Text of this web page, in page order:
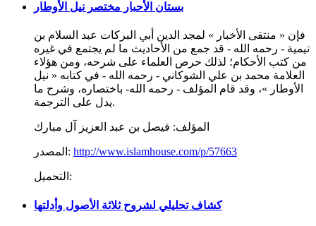
بستان الأحبار مختصر نيل الأوطار
فإن « منتقى الأخبار » لمجد الدين أبي البركات عبد السلام بن
تيمية - رحمه الله - قد جمع من الأحاديث ما لم يجتمع في غيره
من كتب الأحكام؛ لذلك حرص العلماء على شرحه، ومن هؤلاء
العلامة محمد بن علي الشوكاني - رحمه الله - في كتابه « نيل
الأوطار »، وقد قام المؤلف - رحمه الله- باختصاره، وشرح ما
يدل على الترجمة.
المؤلف: فيصل بن عبد العزيز آل مبارك
المصدر: http://www.islamhouse.com/p/57663
التحميل:
كشاف تحليلي لشروح ثلاثة الأصول وأدلتها